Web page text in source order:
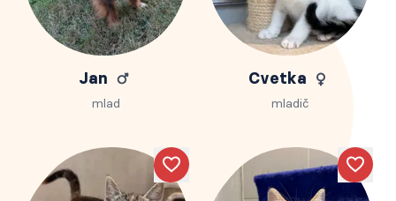
Jan
mlad
Cvetka
mladič
Like Like